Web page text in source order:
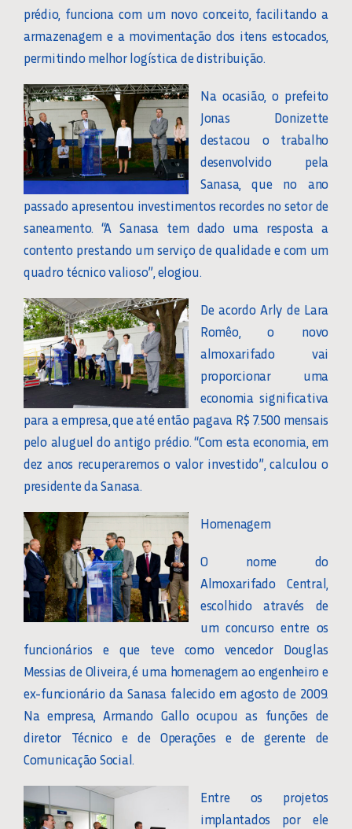
prédio, funciona com um novo conceito, facilitando a
armazenagem e a movimentação dos itens estocados,
permitindo melhor logística de distribuição.
Na ocasião, o prefeito
Jonas Donizette
destacou o trabalho
desenvolvido pela
Sanasa, que no ano
passado apresentou investimentos recordes no setor de
saneamento. “A Sanasa tem dado uma resposta a
contento prestando um serviço de qualidade e com um
quadro técnico valioso”, elogiou.
De acordo Arly de Lara
Romêo, o novo
almoxarifado vai
proporcionar uma
economia significativa
para a empresa, que até então pagava R$ 7.500 mensais
pelo aluguel do antigo prédio. “Com esta economia, em
dez anos recuperaremos o valor investido”, calculou o
presidente da Sanasa.
Homenagem
O nome do
Almoxarifado Central,
escolhido através de
um concurso entre os
funcionários e que teve como vencedor Douglas
Messias de Oliveira, é uma homenagem ao engenheiro e
ex-funcionário da Sanasa falecido em agosto de 2009.
Na empresa, Armando Gallo ocupou as funções de
diretor Técnico e de Operações e de gerente de
Comunicação Social.
Entre os projetos
implantados por ele